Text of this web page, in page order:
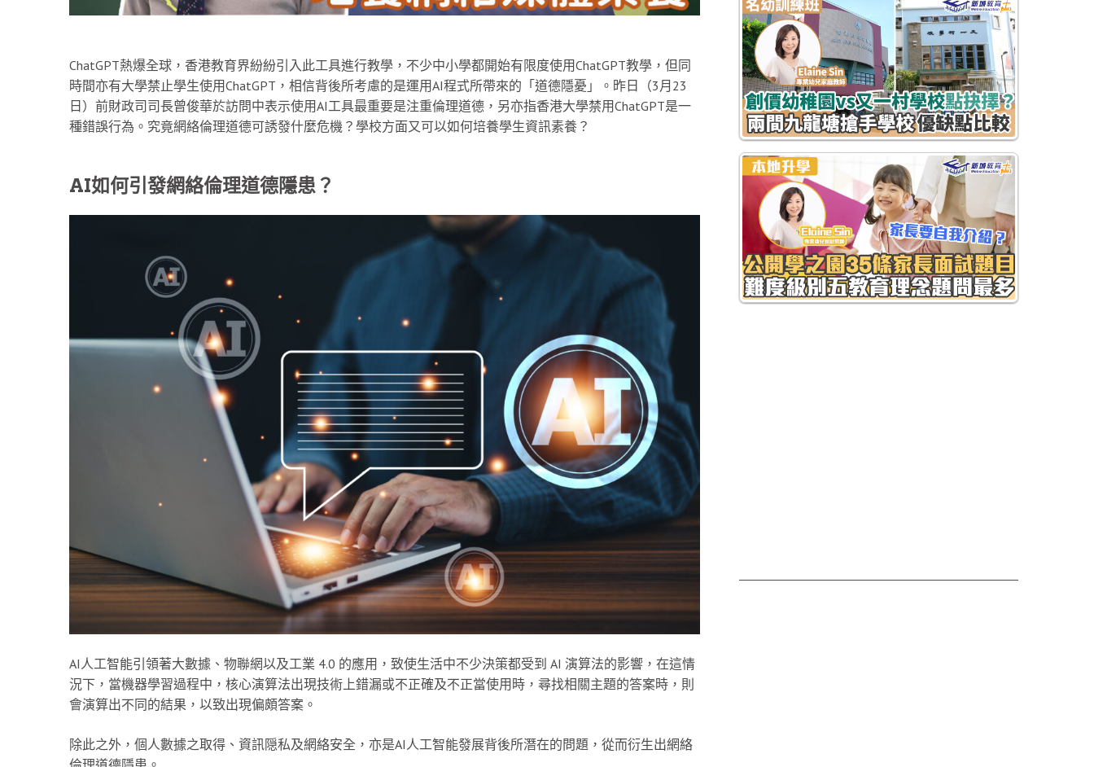
ChatGPT熱爆全球，香港教育界紛紛引入此工具進行教學，不少中小學都開始有限度使用ChatGPT教學，但同
時間亦有大學禁止學生使用ChatGPT，相信背後所考慮的是運用AI程式所帶來的「道德隱憂」。昨日（3月23
日）前財政司司長曾俊華於訪問中表示使用AI工具最重要是注重倫理道德，另亦指香港大學禁用ChatGPT是一
種錯誤行為。究竟網絡倫理道德可誘發什麼危機？學校方面又可以如何培養學生資訊素養？
AI如何引發網絡倫理道德隱患？
AI人工智能引領著大數據、物聯網以及工業 4.0 的應用，致使生活中不少決策都受到 AI 演算法的影響，在這情
況下，當機器學習過程中，核心演算法出現技術上錯漏或不正確及不正當使用時，尋找相關主題的答案時，則
會演算出不同的結果，以致出現偏頗答案。
除此之外，個人數據之取得、資訊隠私及網絡安全，亦是AI人工智能發展背後所潛在的問題，從而衍生出網絡